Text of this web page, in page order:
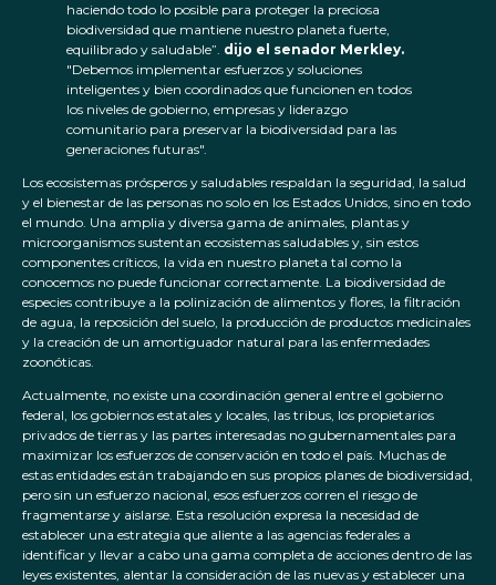
haciendo todo lo posible para proteger la preciosa
biodiversidad que mantiene nuestro planeta fuerte,
equilibrado y saludable”. dijo el senador Merkley.
"Debemos implementar esfuerzos y soluciones
inteligentes y bien coordinados que funcionen en todos
los niveles de gobierno, empresas y liderazgo
comunitario para preservar la biodiversidad para las
generaciones futuras".
Los ecosistemas prósperos y saludables respaldan la seguridad, la salud
y el bienestar de las personas no solo en los Estados Unidos, sino en todo
el mundo. Una amplia y diversa gama de animales, plantas y
microorganismos sustentan ecosistemas saludables y, sin estos
componentes críticos, la vida en nuestro planeta tal como la
conocemos no puede funcionar correctamente. La biodiversidad de
especies contribuye a la polinización de alimentos y flores, la filtración
de agua, la reposición del suelo, la producción de productos medicinales
y la creación de un amortiguador natural para las enfermedades
zoonóticas.
Actualmente, no existe una coordinación general entre el gobierno
federal, los gobiernos estatales y locales, las tribus, los propietarios
privados de tierras y las partes interesadas no gubernamentales para
maximizar los esfuerzos de conservación en todo el país. Muchas de
estas entidades están trabajando en sus propios planes de biodiversidad,
pero sin un esfuerzo nacional, esos esfuerzos corren el riesgo de
fragmentarse y aislarse. Esta resolución expresa la necesidad de
establecer una estrategia que aliente a las agencias federales a
identificar y llevar a cabo una gama completa de acciones dentro de las
leyes existentes, alentar la consideración de las nuevas y establecer una